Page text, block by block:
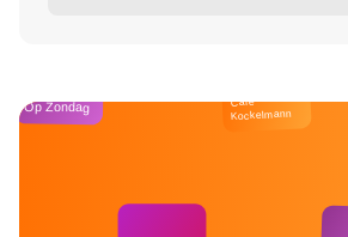
Op Zondag Café
Kockelmann